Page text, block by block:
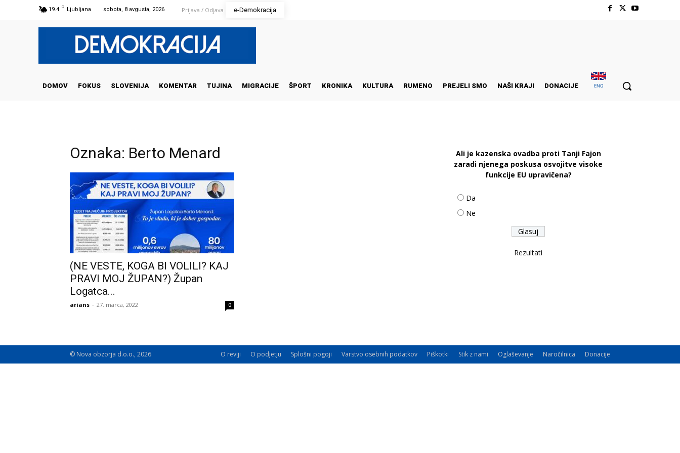
19.4 C Ljubljana sobota, 8 avgusta, 2026 Prijava / Odjava e-Demokracija
DOMOV FOKUS SLOVENIJA KOMENTAR TUJINA MIGRACIJE ŠPORT KRONIKA KULTURA RUMENO PREJELI SMO NAŠI KRAJI DONACIJE ENG
Oznaka: Berto Menard
(NE VESTE, KOGA BI VOLILI? KAJ
PRAVI MOJ ŽUPAN?) Župan
Logatca...
arians - 27. marca, 2022 0
Ali je kazenska ovadba proti Tanji Fajon
zaradi njenega poskusa osvojitve visoke
funkcije EU upravičena?
Da
Ne
Rezultati
O reviji O podjetju Splošni pogoji Varstvo osebnih podatkov Piškotki Stik z nami Oglaševanje Naročilnica Donacije
© Nova obzorja d.o.o., 2026